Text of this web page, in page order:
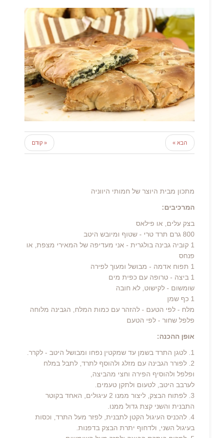
« קודם הבא »
מתכון מבית היוצר של חמותי היווניה
המרכיבים:
בצק עלים, או פילאס
800 גרם תרד טרי - שטוף ומיובש היטב
1 קוביה גבינה בולגרית - אני מעדיפה של המאירי מצפת, או
פנחס
1 תפוח אדמה - מבושל ומעוך לפירה
1 ביצה - טרופה עם כפית מים
שומשום - לקישוט, לא חובה
1 כף שמן
מלח - לפי הטעם - להזהר עם כמות המלח, הגבינה מלוחה
פלפל שחור - לפי הטעם
אופן ההכנה:
1. לטגן התרד בשמן עד שמקטין נפחו ומבושל היטב - לקרר.
2. לפורר הגבינה עם מזלג ולהוסף לתרד, לתבל במלח
ופלפל ולהוסיף הפירה וחצי מהביצה,
לערבב היטב, לטעום ולתקן טעמים.
3. לפתוח הבצק, ליצור ממנו 2 עיגולים, האחד בקוטר
התבנית והשני קצת גדול ממנו.
4. להכניס העיגול הקטן לתבנית, לפזר מעל התרד, וכסות
בעיגול השני, ולדחוף יתרת הבצק בדפנות.